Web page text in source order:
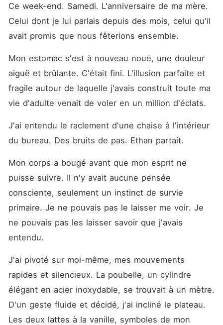
Ce week-end. Samedi. L'anniversaire de ma mère.
Celui dont je lui parlais depuis des mois, celui qu'il
avait promis que nous fêterions ensemble.
Mon estomac s'est à nouveau noué, une douleur
aiguë et brûlante. C'était fini. L'illusion parfaite et
fragile autour de laquelle j'avais construit toute ma
vie d'adulte venait de voler en un million d'éclats.
J'ai entendu le raclement d'une chaise à l'intérieur
du bureau. Des bruits de pas. Ethan partait.
Mon corps a bougé avant que mon esprit ne
puisse suivre. Il n'y avait aucune pensée
consciente, seulement un instinct de survie
primaire. Je ne pouvais pas le laisser me voir. Je
ne pouvais pas les laisser savoir que j'avais
entendu.
J'ai pivoté sur moi-même, mes mouvements
rapides et silencieux. La poubelle, un cylindre
élégant en acier inoxydable, se trouvait à un mètre.
D'un geste fluide et décidé, j'ai incliné le plateau.
Les deux lattes à la vanille, symboles de mon